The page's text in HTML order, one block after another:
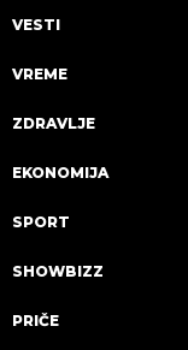
VESTI
VREME
ZDRAVLJE
EKONOMIJA
SPORT
SHOWBIZZ
PRIČE